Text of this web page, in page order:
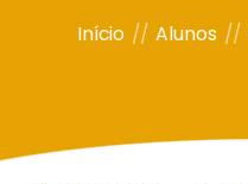
Início // Alunos //